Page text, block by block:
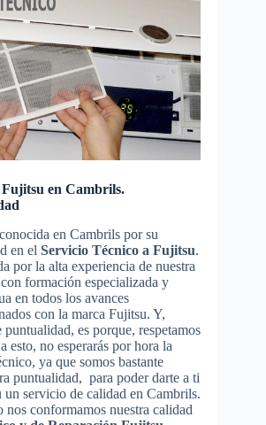
Fujitsu en Cambrils.
en Cambrils por su
en el Servicio Técnico a Fujitsu.
por la alta experiencia de nuestra
formación especializada y
en todos los avances
con la marca Fujitsu. Y,
es porque, respetamos
esto, no esperarás por hora la
ya que somos bastante
puntualidad, para poder darte a ti
servicio de calidad en Cambrils.
nos conformamos nuestra calidad